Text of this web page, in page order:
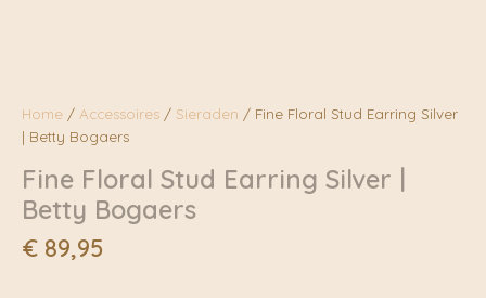
Home / Accessoires / Sieraden / Fine Floral Stud Earring Silver
| Betty Bogaers
Fine Floral Stud Earring Silver |
Betty Bogaers
€ 89,95